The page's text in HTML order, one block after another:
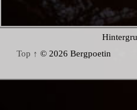
Top ↑ © 2026 Bergpoetin